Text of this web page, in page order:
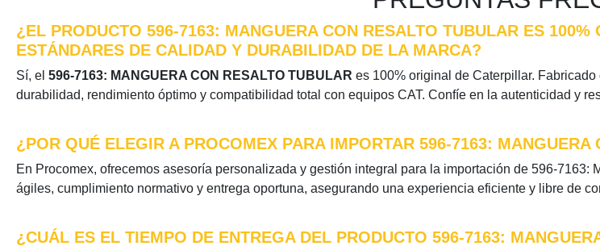
¿EL PRODUCTO 596-7163: MANGUERA CON RESALTO TUBULAR ES
ESTÁNDARES DE CALIDAD Y DURABILIDAD DE LA MARCA?
Sí, el 596-7163: MANGUERA CON RESALTO TUBULAR es 100% original de Caterpillar.
durabilidad, rendimiento óptimo y compatibilidad total con equipos CAT. Confíe en la autenticidad y
¿POR QUÉ ELEGIR A PROCOMEX PARA IMPORTAR 596-7163: MANGUERA
En Procomex, ofrecemos asesoría personalizada y gestión integral para la importación de 596-
ágiles, cumplimiento normativo y entrega oportuna, asegurando una experiencia eficiente y libre de
¿CUÁL ES EL TIEMPO DE ENTREGA DEL PRODUCTO 596-7163: